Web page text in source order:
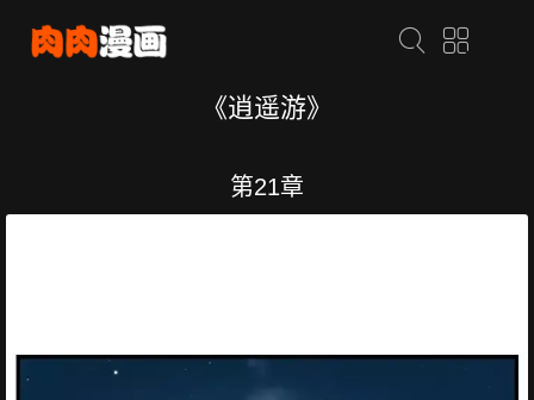
《逍遥游》
第21章